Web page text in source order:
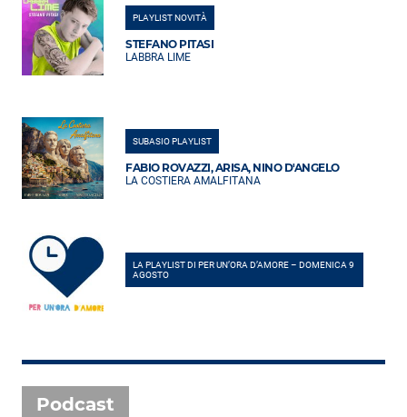
PLAYLIST NOVITÀ
STEFANO PITASI
LABBRA LIME
SUBASIO PLAYLIST
FABIO ROVAZZI, ARISA, NINO D'ANGELO
LA COSTIERA AMALFITANA
LA PLAYLIST DI PER UN’ORA D’AMORE – DOMENICA 9
AGOSTO
Podcast